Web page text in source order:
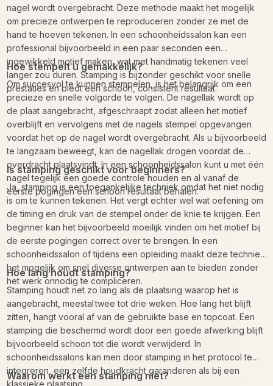
nagel wordt overgebracht. Deze methode maakt het mogelijk
om precieze ontwerpen te reproduceren zonder ze met de
hand te hoeven tekenen. In een schoonheidssalon kan een
professional bijvoorbeeld in een paar seconden een
ingewikkeld motief maken, wat met handmatig tekenen veel
langer zou duren. Stamping is bijzonder geschikt voor snelle
prestaties en biedt een schoon, consistent resultaat.
Hoe stempelt u gemakkelijk?
Om succesvol te kunnen stempelen, is het belangrijk om een
precieze en snelle volgorde te volgen. De nagellak wordt op
de plaat aangebracht, afgeschraapt zodat alleen het motief
overblijft en vervolgens met de nagels stempel opgevangen
voordat het op de nagel wordt overgebracht. Als u bijvoorbeeld
te langzaam beweegt, kan de nagellak drogen voordat de
overdracht plaatsvindt. In een schoonheidssalon kunt u met één
nagel tegelijk een goede controle houden en al vanaf de
eerste pogingen een schoon resultaat behalen.
Is stamping geschikt voor beginners?
Ja, stamping is een toegankelijke techniek omdat het niet nodig
is om te kunnen tekenen. Het vergt echter wel wat oefening om
de timing en druk van de stempel onder de knie te krijgen. Een
beginner kan het bijvoorbeeld moeilijk vinden om het motief bij
de eerste pogingen correct over te brengen. In een
schoonheidssalon of tijdens een opleiding maakt deze techniek
het mogelijk om snel diverse ontwerpen aan te bieden zonder
het werk onnodig te compliceren.
Hoe lang houdt stamping?
Stamping houdt net zo lang als de plaatsing waarop het is
aangebracht, meestal twee tot drie weken. Hoe lang het blijft
zitten, hangt vooral af van de gebruikte base en topcoat. Een
stamping die beschermd wordt door een goede afwerking blijft
bijvoorbeeld schoon tot die wordt verwijderd. In
schoonheidssalons kan men door stamping in het protocol te
integreren, een zelfde houdkracht garanderen als bij een
Waarom werkt een stamping niet?